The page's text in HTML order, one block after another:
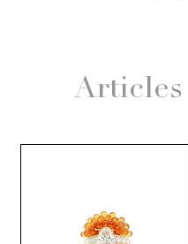
Articles